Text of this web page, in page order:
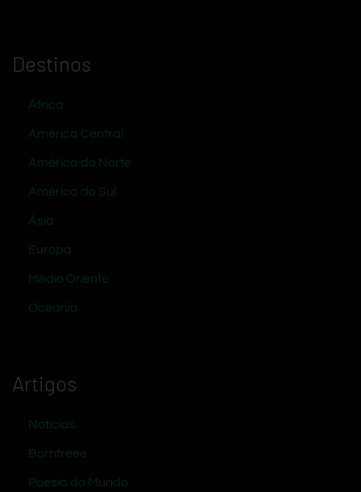
Destinos
África
América Central
América do Norte
América do Sul
Ásia
Europa
Médio Oriente
Oceania
Artigos
Notícias
Bornfreee
Poesia do Mundo